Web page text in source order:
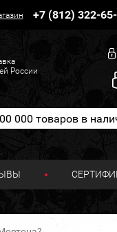
+7 (812) 322-
России